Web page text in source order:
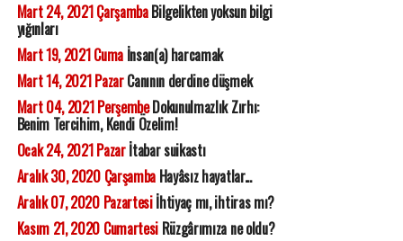
Mart 24, 2021 ÇarşambaBilgelikten yoksun bilgi
yığınları
Mart 19, 2021 Cumaİnsan(a) harcamak
Mart 14, 2021 PazarCanının derdine düşmek
Mart 04, 2021 PerşembeDokunulmazlık Zırhı:
Benim Tercihim, Kendi Özelim!
Ocak 24, 2021 Pazarİtabar suikastı
Aralık 30, 2020 ÇarşambaHayâsız hayatlar...
Aralık 07, 2020 Pazartesiİhtiyaç mı, ihtiras mı?
Kasım 21, 2020 CumartesiRüzgârımıza ne oldu?